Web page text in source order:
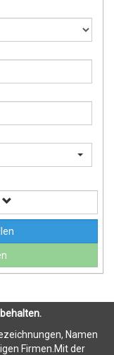
Namen
Firmen.Mit der